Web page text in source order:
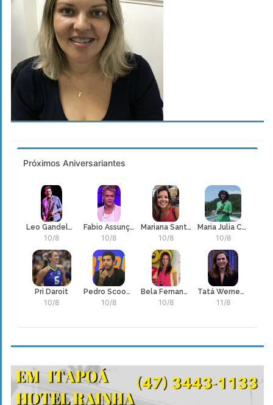
Próximos Aniversariantes
Leo Gandelman
10/8
Fabio Assunção
10/8
Mariana Santos
10/8
Maria Julia Coutinho
10/8
Pri Daroit
10/8
Pedro Scooby
10/8
Bela Fernandes
10/8
Tatá Werneck
11/8